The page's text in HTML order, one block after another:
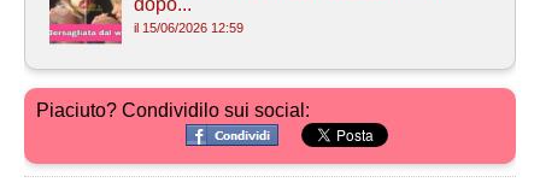
il 15/06/2026 12:59
Piaciuto? Condividilo sui social: